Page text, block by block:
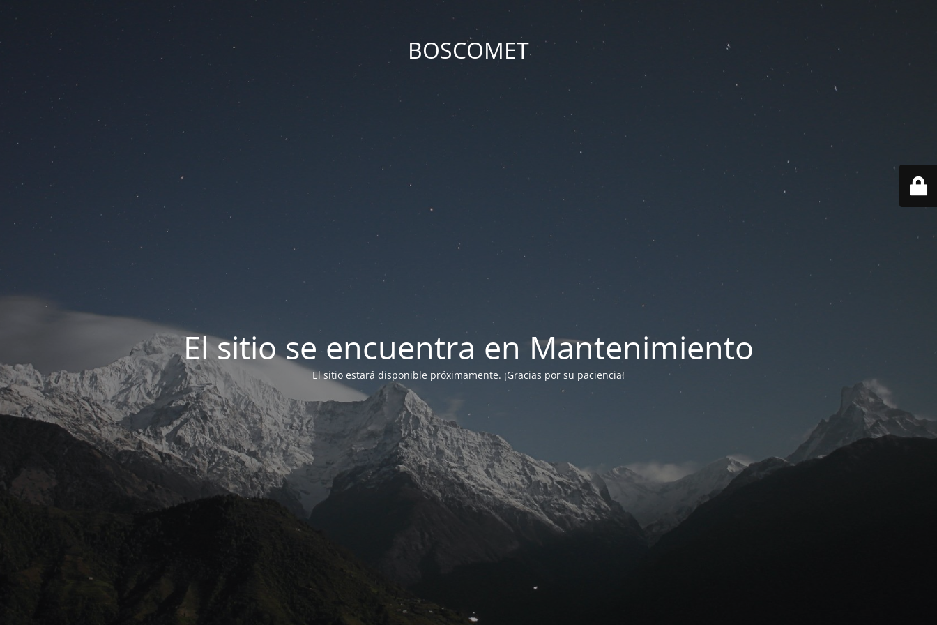
BOSCOMET
El sitio se encuentra en Mantenimiento
El sitio estará disponible próximamente. ¡Gracias por su paciencia!